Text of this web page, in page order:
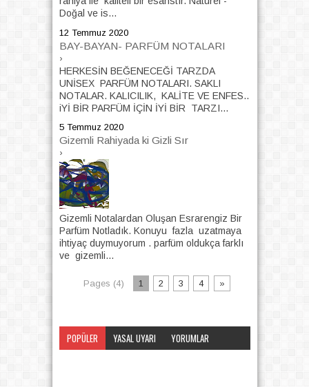
Doğal ve is...
12 Temmuz 2020
BAY-BAYAN- PARFÜM NOTALARI
›
HERKESİN BEĞENECEĞİ TARZDA
UNİSEX PARFÜM NOTALARI. SAKLI
NOTALAR. KALICILIK, KALİTE VE ENFES..
iYİ BİR PARFÜM İÇİN İYİ BİR TARZI...
5 Temmuz 2020
Gizemli Rahiyada ki Gizli Sır
›
Gizemli Notalardan Oluşan Esrarengiz Bir
Parfüm Notladık. Konuyu fazla uzatmaya
ihtiyaç duymuyorum . parfüm oldukça farklı
ve gizemli...
Pages (4) 1 2 3 4 »
POPÜLER YASAL UYARI
YORUMLAR